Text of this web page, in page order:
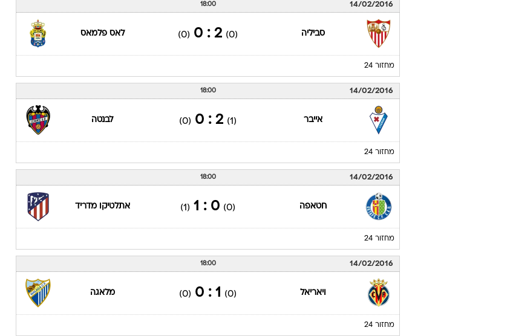
14/02/2016
18:00
סביליה (0)
2 : 0
(0) לאס פלמאס
מחזור 24
14/02/2016
18:00
אייבר (1)
2 : 0
(0) לבנטה
מחזור 24
14/02/2016
18:00
חטאפה (0)
0 : 1
(1) אתלטיקו מדריד
מחזור 24
14/02/2016
18:00
ויאריאל (0)
1 : 0
(0) מלאגה
מחזור 24